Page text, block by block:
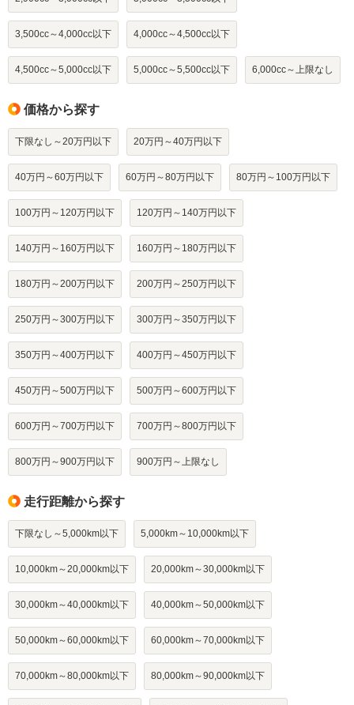
3,500cc～4,000cc以下 4,000cc～4,500cc以下
4,500cc～5,000cc以下 5,000cc～5,500cc以下 6,000cc～上限なし
価格から探す
下限なし～20万円以下 20万円～40万円以下
40万円～60万円以下 60万円～80万円以下 80万円～100万円以下
100万円～120万円以下 120万円～140万円以下
140万円～160万円以下 160万円～180万円以下
180万円～200万円以下 200万円～250万円以下
250万円～300万円以下 300万円～350万円以下
350万円～400万円以下 400万円～450万円以下
450万円～500万円以下 500万円～600万円以下
600万円～700万円以下 700万円～800万円以下
800万円～900万円以下 900万円～上限なし
走行距離から探す
下限なし～5,000km以下 5,000km～10,000km以下
10,000km～20,000km以下 20,000km～30,000km以下
30,000km～40,000km以下 40,000km～50,000km以下
50,000km～60,000km以下 60,000km～70,000km以下
70,000km～80,000km以下 80,000km～90,000km以下